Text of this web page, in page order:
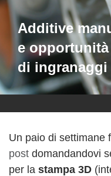
Additive
e
di ingranaggi
Un paio di settimane
post domandandovi
per la stampa 3D